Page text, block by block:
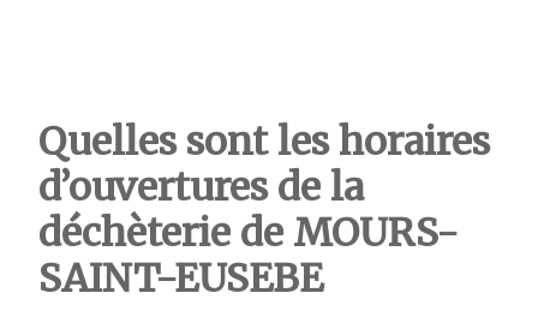
Quelles sont les horaires
d’ouvertures de la
déchèterie de MOURS-
SAINT-EUSEBE